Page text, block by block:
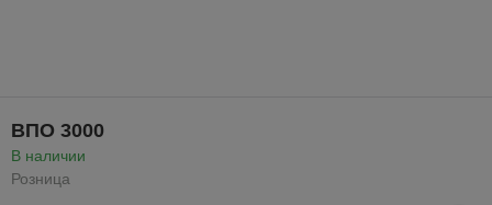
ВПО 3000
В наличии
Розница